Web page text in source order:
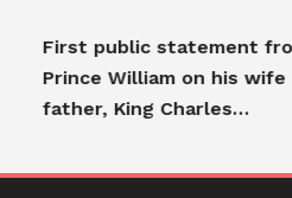
First public statement from
Prince William on his wife
father, King Charles…